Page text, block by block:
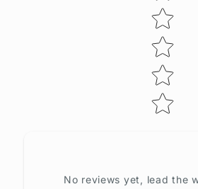
No reviews yet, lead the